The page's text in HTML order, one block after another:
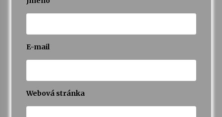
E-mail
Webová stránka